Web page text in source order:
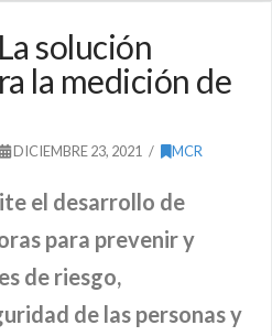
solución
la medición de
DICIEMBRE 23, 2021 MCR
el desarrollo de
para prevenir y
de riesgo,
de las personas y